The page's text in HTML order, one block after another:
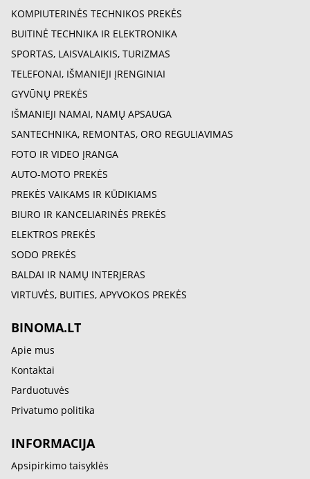
KOMPIUTERINĖS TECHNIKOS PREKĖS
BUITINĖ TECHNIKA IR ELEKTRONIKA
SPORTAS, LAISVALAIKIS, TURIZMAS
TELEFONAI, IŠMANIEJI ĮRENGINIAI
GYVŪNŲ PREKĖS
IŠMANIEJI NAMAI, NAMŲ APSAUGA
SANTECHNIKA, REMONTAS, ORO REGULIAVIMAS
FOTO IR VIDEO ĮRANGA
AUTO-MOTO PREKĖS
PREKĖS VAIKAMS IR KŪDIKIAMS
BIURO IR KANCELIARINĖS PREKĖS
ELEKTROS PREKĖS
SODO PREKĖS
BALDAI IR NAMŲ INTERJERAS
VIRTUVĖS, BUITIES, APYVOKOS PREKĖS
BINOMA.LT
Apie mus
Kontaktai
Parduotuvės
Privatumo politika
INFORMACIJA
Apsipirkimo taisyklės